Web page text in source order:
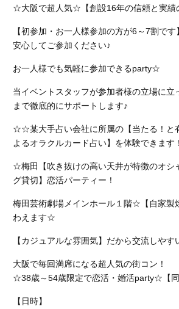
☆大阪で超人気☆【創設16年の信頼と実績
【初参加・お一人様参加の方が6～7割です
安心してご参加ください♪
お一人様でも気軽に参加できるparty☆
当イベントスタッフが参加者様の立場に立
まで徹底的にサポートします♪
☆☆某大手占い会社に所属の【当たる！と
よるオラクルカード占い】を体験できます！
☆梅田【吹き抜けの高い天井が特徴のオシ
グ貸切】恋活パーティー！
梅田芸術劇場メインホール１階☆【自家製
わえます☆
【カジュアルな雰囲気】だから交流しやす
大阪で毎回満席になる超人気の街コン！
☆38歳～54歳限定で恋活・婚活party☆【
【日時】